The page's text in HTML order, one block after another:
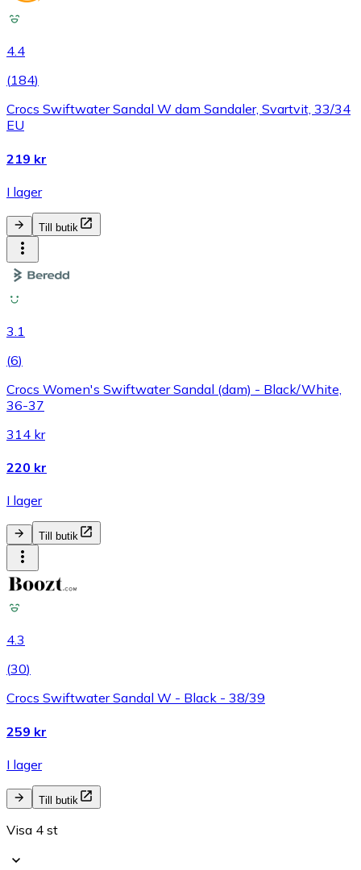
4.4
(184)
Crocs Swiftwater Sandal W dam Sandaler, Svartvit, 33/34
EU
219 kr
I lager
Till butik
3.1
(6)
Crocs Women's Swiftwater Sandal (dam) - Black/White,
36-37
314 kr
220 kr
I lager
Till butik
4.3
(30)
Crocs Swiftwater Sandal W - Black - 38/39
259 kr
I lager
Till butik
Visa 4 st